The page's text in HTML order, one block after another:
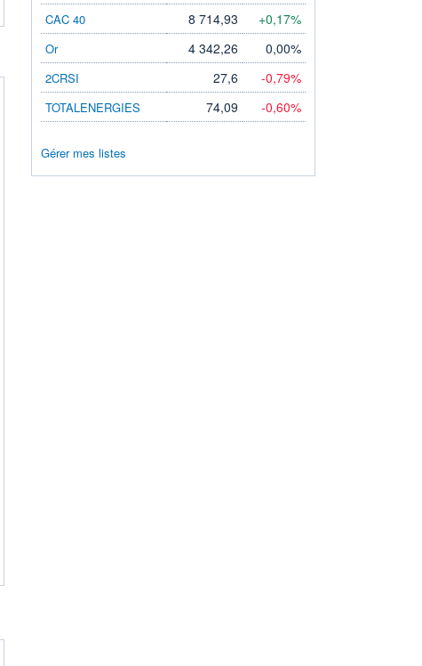
CAC 40 8 714,93 +0,17%
Or 4 342,26 0,00%
2CRSI 27,6 -0,79%
TOTALENERGIES 74,09 -0,60%
Gérer mes listes